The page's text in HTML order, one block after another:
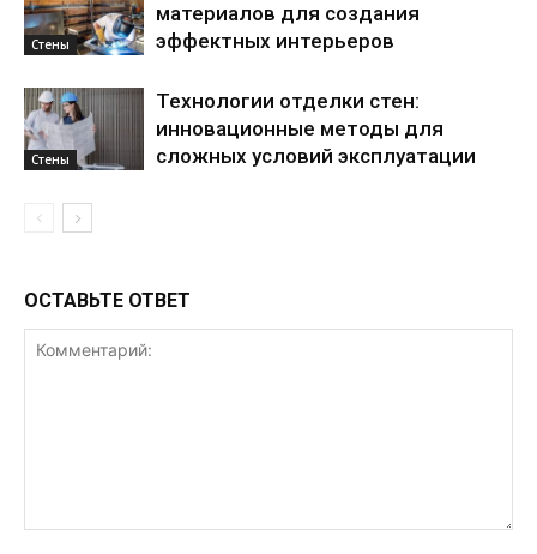
Стены
материалов для создания
эффектных интерьеров
Стены
Технологии отделки стен:
инновационные методы для
сложных условий эксплуатации
ОСТАВЬТЕ ОТВЕТ